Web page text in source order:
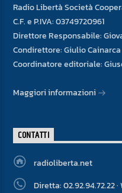
Radio Libertà Società
C.F. e P.IVA: 03749720961
Direttore Responsabile:
Condirettore: Giulio Cainarca
Coordinatore editoriale:
Maggiori informazioni
CONTATTI
radioliberta.net
Diretta: 02.92.94.72.22